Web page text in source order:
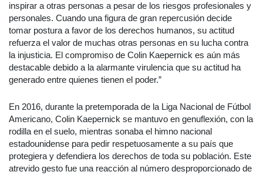
inspirar a otras personas a pesar de los riesgos profesionales y
personales. Cuando una figura de gran repercusión decide
tomar postura a favor de los derechos humanos, su actitud
refuerza el valor de muchas otras personas en su lucha contra
la injusticia. El compromiso de Colin Kaepernick es aún más
destacable debido a la alarmante virulencia que su actitud ha
generado entre quienes tienen el poder.”
En 2016, durante la pretemporada de la Liga Nacional de Fútbol
Americano, Colin Kaepernick se mantuvo en genuflexión, con la
rodilla en el suelo, mientras sonaba el himno nacional
estadounidense para pedir respetuosamente a su país que
protegiera y defendiera los derechos de toda su población. Este
atrevido gesto fue una reacción al número desproporcionado de